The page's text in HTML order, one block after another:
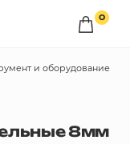
0
ценам.
и оборудование
8мм